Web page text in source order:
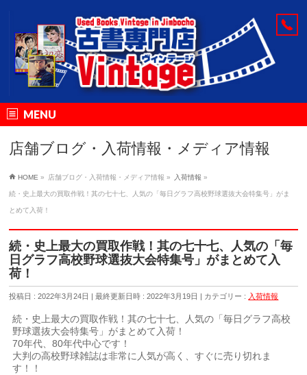
MENU
店舗ブログ・入荷情報・メディア情報
HOME » 店舗ブログ・入荷情報・メディア情報 » 入荷情報 »
続・史上最大の買取作戦！其の七十七、人気の「毎日グラフ高校野球選抜大会特集号」がま
とめて入荷！
続・史上最大の買取作戦！其の七十七、人気の「毎
日グラフ高校野球選抜大会特集号」がまとめて入
荷！
投稿日 : 2022年3月24日 最終更新日時 : 2022年3月19日 カテゴリー : 入荷情報
続・史上最大の買取作戦！其の七十七、人気の「毎日グラフ高校
野球選抜大会特集号」がまとめて入荷！
70年代、80年代中心です！
大判の高校野球雑誌は非常に人気が高く、すぐに売り切れま
す！！